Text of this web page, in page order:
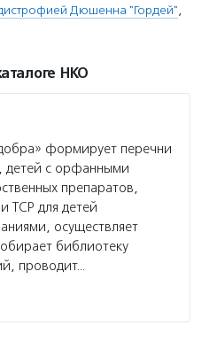
Дюшенна "Гордей",
НКО
формирует перечни
детей с орфанными
препаратов,
ТСР для детей
осуществляет
библиотеку
проводит…